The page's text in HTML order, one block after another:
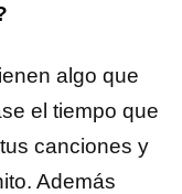
algo que
el tiempo que
canciones y
Además